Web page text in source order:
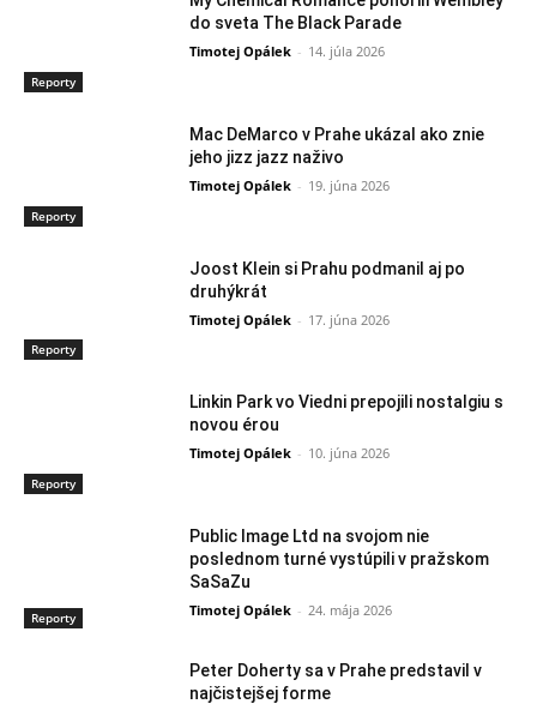
Reporty
do sveta The Black Parade
Timotej Opálek - 14. júla 2026
Reporty
Mac DeMarco v Prahe ukázal ako znie
jeho jizz jazz naživo
Timotej Opálek - 19. júna 2026
Reporty
Joost Klein si Prahu podmanil aj po
druhýkrát
Timotej Opálek - 17. júna 2026
Reporty
Linkin Park vo Viedni prepojili nostalgiu s
novou érou
Timotej Opálek - 10. júna 2026
Reporty
Public Image Ltd na svojom nie
poslednom turné vystúpili v pražskom
SaSaZu
Timotej Opálek - 24. mája 2026
Peter Doherty sa v Prahe predstavil v
najčistejšej forme